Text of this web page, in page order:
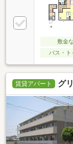
敷金
バス・ト
賃貸アパート グ